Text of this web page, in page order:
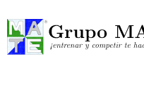
te hace mejor!